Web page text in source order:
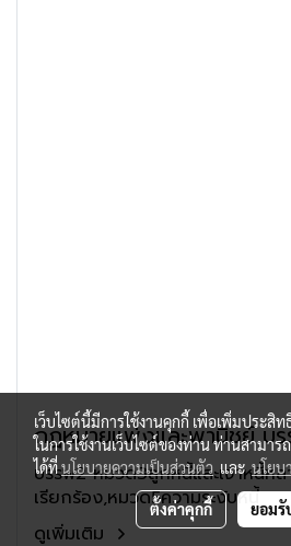
กฎหมายแพ่งและพานิชย์ บ
บรรพ2 หมวด3ลูกหนี้และเจ้าหนี้ห
เรียกร้อง,หมวด5ความระงับหนี้
ดูเพิ่มเติม
เว็บไซต์นี้มีการใช้งานคุกกี้ เพื่อเพิ่มประ
ในการใช้งานเว็บไซต์ของท่าน ท่านสามาร
ได้ที่นโยบายความเป็นส่วนตัวและนโยบ
ตั้งค่าคุกกี้ ยอมรั